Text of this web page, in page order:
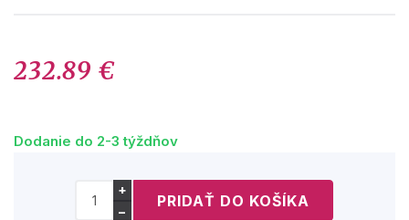
232.89 €
Dodanie do 2-3 týždňov
+
−